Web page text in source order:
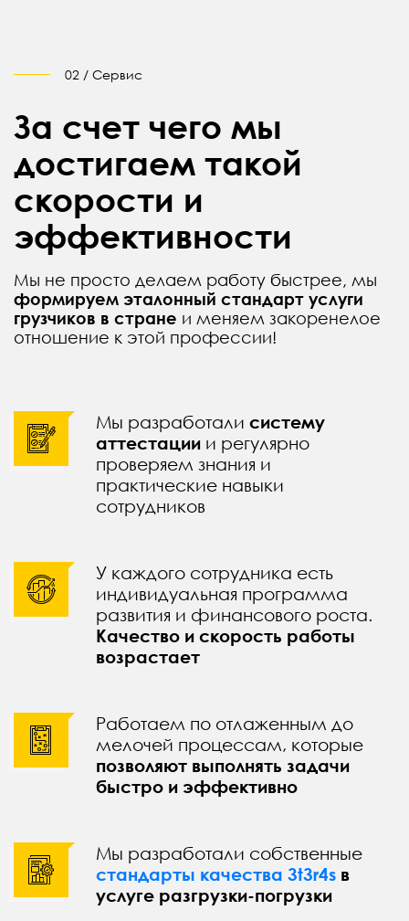
02 / Сервис
За счет чего мы
достигаем такой
скорости и
эффективности
Мы не просто делаем работу быстрее, мы
формируем эталонный стандарт услуги
грузчиков в стране и меняем закоренелое
отношение к этой профессии!
Мы разработали систему
аттестации и регулярно
проверяем знания и
практические навыки
сотрудников
У каждого сотрудника есть
индивидуальная программа
развития и финансового роста.
Качество и скорость работы
возрастает
Работаем по отлаженным до
мелочей процессам, которые
позволяют выполнять задачи
быстро и эффективно
Мы разработали собственные
стандарты качества 3t3r4s в
услуге разгрузки-погрузки